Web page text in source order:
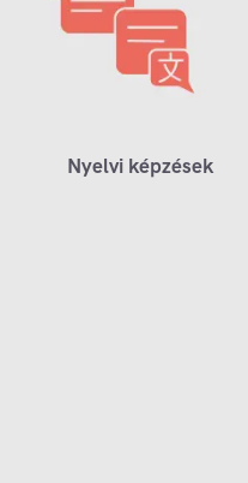
Nyelvi képzések